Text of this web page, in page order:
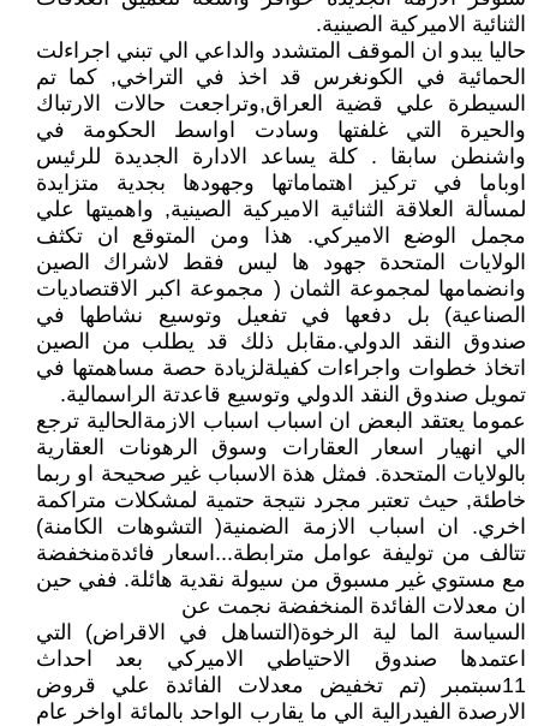
الثنائية الاميركية الصينية.
حاليا يبدو ان الموقف المتشدد والداعي الي تبني اجراءلت
الحمائية في الكونغرس قد اخذ في التراخي, كما تم
السيطرة علي قضية العراق,وتراجعت حالات الارتباك
والحيرة التي غلفتها وسادت اواسط الحكومة في
واشنطن سابقا . كلة يساعد الادارة الجديدة للرئيس
اوباما في تركيز اهتماماتها وجهودها بجدية متزايدة
لمسألة العلاقة الثنائية الاميركية الصينية, واهميتها علي
مجمل الوضع الاميركي. هذا ومن المتوقع ان تكثف
الولايات المتحدة جهود ها ليس فقط لاشراك الصين
وانضمامها لمجموعة الثمان ( مجموعة اكبر الاقتصاديات
الصناعية) بل دفعها في تفعيل وتوسيع نشاطها في
صندوق النقد الدولي.مقابل ذلك قد يطلب من الصين
اتخاذ خطوات واجراءات كفيلةلزيادة حصة مساهمتها في
تمويل صندوق النقد الدولي وتوسيع قاعدتة الراسمالية.
عموما يعتقد البعض ان اسباب اسباب الازمةالحالية ترجع
الي انهيار اسعار العقارات وسوق الرهونات العقارية
بالولايات المتحدة. فمثل هذة الاسباب غير صحيحة او ربما
خاطئة, حيث تعتبر مجرد نتيجة حتمية لمشكلات متراكمة
اخري. ان اسباب الازمة الضمنية( التشوهات الكامنة)
تتالف من توليفة عوامل مترابطة...اسعار فائدةمنخفضة
مع مستوي غير مسبوق من سيولة نقدية هائلة. ففي حين
ان معدلات الفائدة المنخفضة نجمت عن
السياسة الما لية الرخوة(التساهل في الاقراض) التي
اعتمدها صندوق الاحتياطي الاميركي بعد احداث
11سبتمبر (تم تخفيض معدلات الفائدة علي قروض
الارصدة الفيدرالية الي ما يقارب الواحد بالمائة اواخر عام